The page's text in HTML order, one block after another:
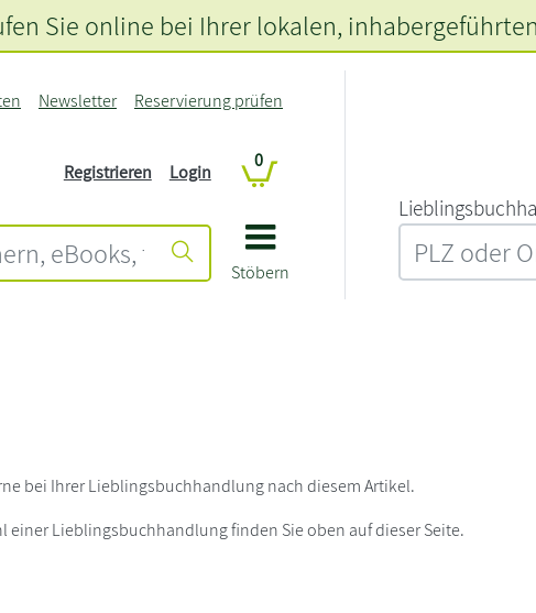
Stöbern
Newsletter Reservierung prüfen
Registrieren Login
0
Sie online bei Ihrer lokalen, inhabergeführten
bei Ihrer Lieblingsbuchhandlung nach diesem Artikel.
Lieblingsbuchhandlung finden Sie oben auf dieser Seite.